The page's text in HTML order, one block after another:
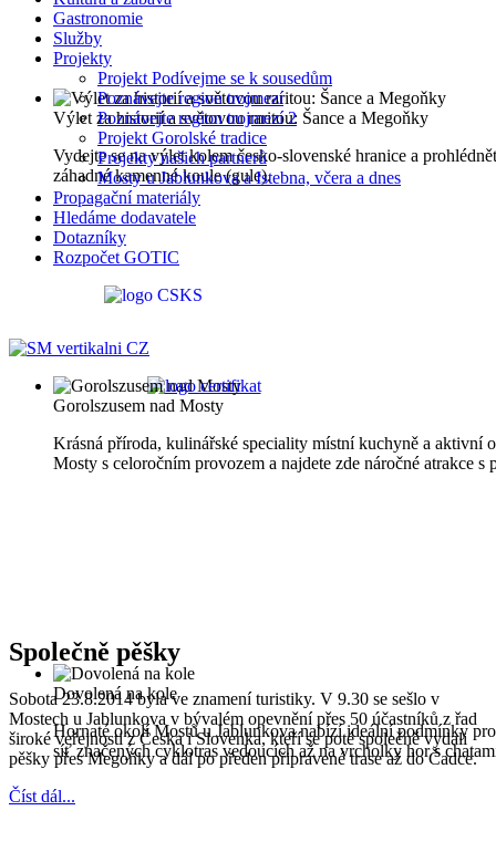
Výlet za historií a světovou raritou: Šance a Megoňky
Vydejte se na výlet kolem česko-slovenské hranice a
záhadné kamenné koule (gule).
Gorolszusem nad Mosty
Krásná příroda, kulinářské speciality místní kuchyně a aktivní
Mosty s celoročním provozem a najdete zde náročné atrakce
Dovolená na kole
Hornaté okolí Mostů u Jablunkova nabízí ideální podmínky
síť značených cyklotras vedoucích až na vrcholky hor s
Gastronomie
Služby
Projekty
Projekt Podívejme se k sousedům
Poznávejte region trojmezí
Poznávejte region trojmezí 2
Projekt Gorolské tradice
Projekty našich partnerů
Mosty u Jablunkova a Istebna, včera a dnes
Propagační materiály
Hledáme dodavatele
Dotazníky
Rozpočet GOTIC
Společně pěšky
Sobota 23.8.2014 byla ve znamení turistiky. V 9.30 se sešlo v
Mostech u Jablunkova v bývalém opevnění přes 50 účastníků z řad
široké veřejnosti z Česka i Slovenka, kteří se poté společně vydali
pěšky přes Megoňky a dál po předen připravené trase až do Čadce.
Číst dál...